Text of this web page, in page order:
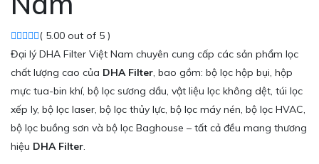
( 5.00 out of 5 )
Đại lý DHA Filter Việt Nam chuyên cung cấp các sản phẩm lọc
chất lượng cao của DHA Filter, bao gồm: bộ lọc hộp bụi, hộp
mực tua-bin khí, bộ lọc sương dầu, vật liệu lọc không dệt, túi lọc
xếp ly, bộ lọc laser, bộ lọc thủy lực, bộ lọc máy nén, bộ lọc HVAC,
bộ lọc buồng sơn và bộ lọc Baghouse – tất cả đều mang thương
hiệu DHA Filter.